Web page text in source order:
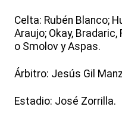
Celta: Rubén Blanco;
Araujo; Okay, Bradaric,
o Smolov y Aspas.
Árbitro: Jesús Gil
Estadio: José Zorrilla.